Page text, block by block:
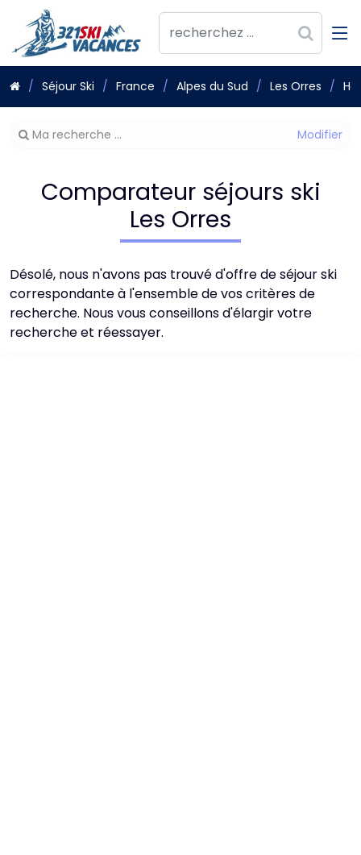
Séjour Ski France Alpes du Sud Les Orres
Modifier
Ma recherche ...
Comparateur séjours ski
Les Orres
Désolé, nous n'avons pas trouvé d'offre de séjour ski
correspondante à l'ensemble de vos critères de
recherche. Nous vous conseillons d'élargir votre
recherche et réessayer.